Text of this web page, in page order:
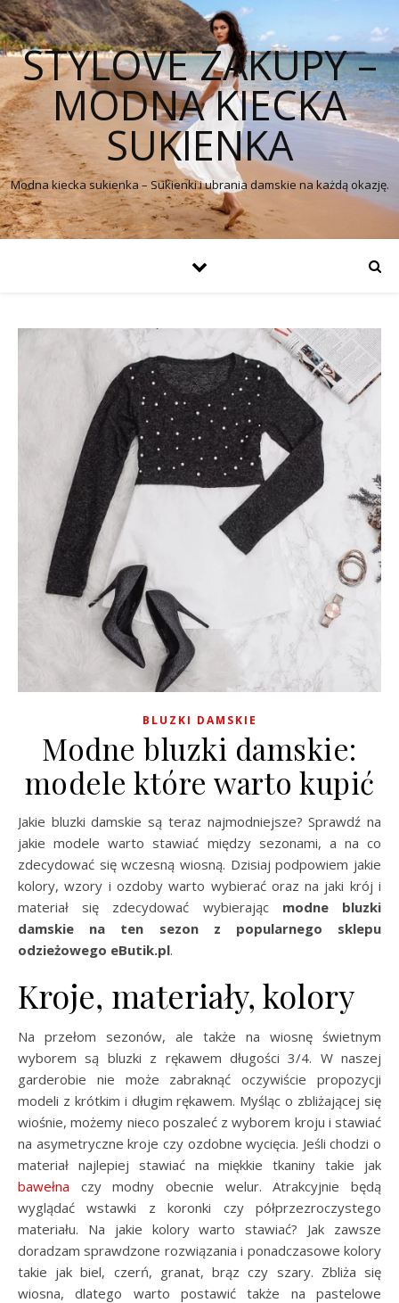
STYLOVE ZAKUPY –
MODNA KIECKA
SUKIENKA
Modna kiecka sukienka – Sukienki i ubrania damskie na każdą okazję.
BLUZKI DAMSKIE
Modne bluzki damskie:
modele które warto kupić
Jakie bluzki damskie są teraz najmodniejsze? Sprawdź na
jakie modele warto stawiać między sezonami, a na co
zdecydować się wczesną wiosną. Dzisiaj podpowiem jakie
kolory, wzory i ozdoby warto wybierać oraz na jaki krój i
materiał się zdecydować wybierając modne bluzki
damskie na ten sezon z popularnego sklepu
odzieżowego eButik.pl.
Kroje, materiały, kolory
Na przełom sezonów, ale także na wiosnę świetnym
wyborem są bluzki z rękawem długości 3/4. W naszej
garderobie nie może zabraknąć oczywiście propozycji
modeli z krótkim i długim rękawem. Myśląc o zbliżającej się
wiośnie, możemy nieco poszaleć z wyborem kroju i stawiać
na asymetryczne kroje czy ozdobne wycięcia. Jeśli chodzi o
materiał najlepiej stawiać na miękkie tkaniny takie jak
bawełna czy modny obecnie welur. Atrakcyjnie będą
wyglądać wstawki z koronki czy półprzezroczystego
materiału. Na jakie kolory warto stawiać? Jak zawsze
doradzam sprawdzone rozwiązania i ponadczasowe kolory
takie jak biel, czerń, granat, brąz czy szary. Zbliża się
wiosna, dlatego warto postawić także na pastelowe